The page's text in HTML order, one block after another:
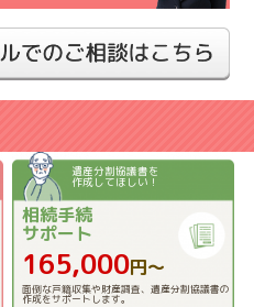
遺産分割協議書を
作成してほしい！
相続手続
サポート
165,000円〜
面倒な戸籍収集や財産調査、遺産分割協議書の
作成をサポートします。